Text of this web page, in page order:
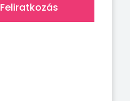
Feliratkozás